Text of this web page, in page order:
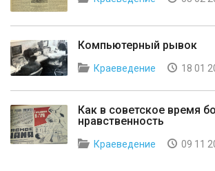
Компьютерный рывок
Краеведение 18 01
Как в советское время
нравственность
Краеведение 09 11